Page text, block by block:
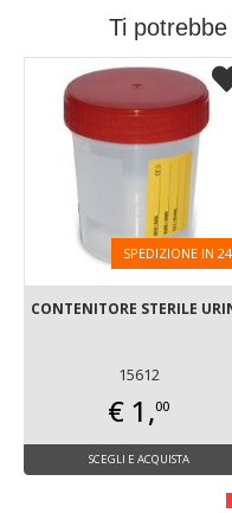
Ti
SPEDIZIONE IN
CONTENITORE STERILE
15612
€ 1,00
SCEGLI E ACQUISTA